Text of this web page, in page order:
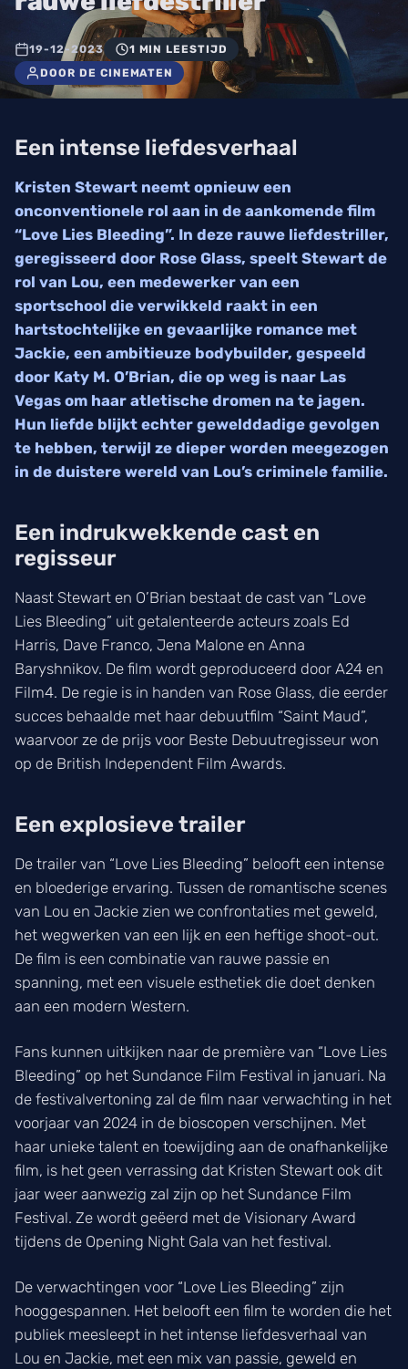
19-12-2023
1 MIN LEESTIJD
DOOR DE CINEMATEN
Een intense liefdesverhaal
Kristen Stewart neemt opnieuw een
onconventionele rol aan in de aankomende film
“Love Lies Bleeding”. In deze rauwe liefdestriller,
geregisseerd door Rose Glass, speelt Stewart de
rol van Lou, een medewerker van een
sportschool die verwikkeld raakt in een
hartstochtelijke en gevaarlijke romance met
Jackie, een ambitieuze bodybuilder, gespeeld
door Katy M. O’Brian, die op weg is naar Las
Vegas om haar atletische dromen na te jagen.
Hun liefde blijkt echter gewelddadige gevolgen
te hebben, terwijl ze dieper worden meegezogen
in de duistere wereld van Lou’s criminele familie.
Een indrukwekkende cast en
regisseur
Naast Stewart en O’Brian bestaat de cast van “Love
Lies Bleeding” uit getalenteerde acteurs zoals Ed
Harris, Dave Franco, Jena Malone en Anna
Baryshnikov. De film wordt geproduceerd door A24 en
Film4. De regie is in handen van Rose Glass, die eerder
succes behaalde met haar debuutfilm “Saint Maud”,
waarvoor ze de prijs voor Beste Debuutregisseur won
op de British Independent Film Awards.
Een explosieve trailer
De trailer van “Love Lies Bleeding” belooft een intense
en bloederige ervaring. Tussen de romantische scenes
van Lou en Jackie zien we confrontaties met geweld,
het wegwerken van een lijk en een heftige shoot-out.
De film is een combinatie van rauwe passie en
spanning, met een visuele esthetiek die doet denken
aan een modern Western.
Fans kunnen uitkijken naar de première van “Love Lies
Bleeding” op het Sundance Film Festival in januari. Na
de festivalvertoning zal de film naar verwachting in het
voorjaar van 2024 in de bioscopen verschijnen. Met
haar unieke talent en toewijding aan de onafhankelijke
film, is het geen verrassing dat Kristen Stewart ook dit
jaar weer aanwezig zal zijn op het Sundance Film
Festival. Ze wordt geëerd met de Visionary Award
tijdens de Opening Night Gala van het festival.
De verwachtingen voor “Love Lies Bleeding” zijn
hooggespannen. Het belooft een film te worden die het
publiek meesleept in het intense liefdesverhaal van
Lou en Jackie, met een mix van passie, geweld en